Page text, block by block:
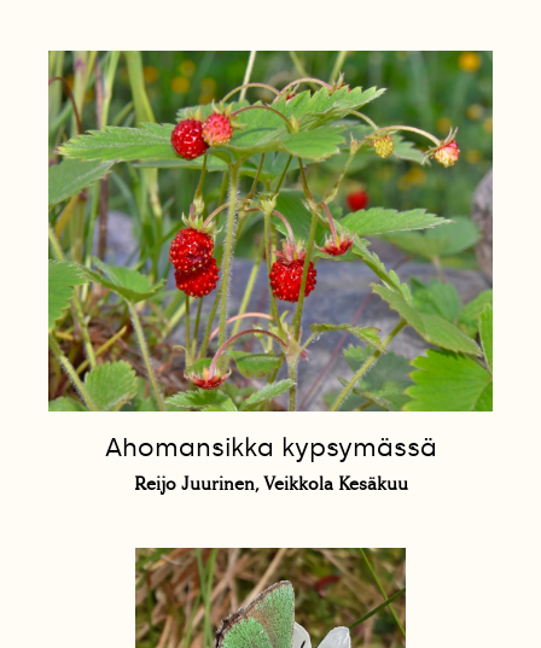
Ahomansikka kypsymässä
Reijo Juurinen, Veikkola Kesäkuu